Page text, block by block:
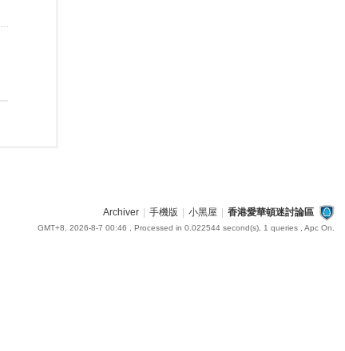
Archiver 手機版 小黑屋 香港愛華頓迷討論區
GMT+8, 2026-8-7 00:46 , Processed in 0.022544 second(s), 1 queries , Apc On.